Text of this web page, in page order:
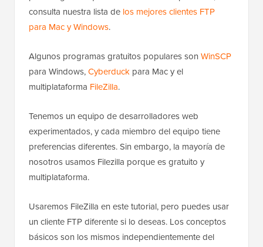
consulta nuestra lista de los mejores clientes FTP
para Mac y Windows.
Algunos programas gratuitos populares son WinSCP
para Windows,Cyberduck para Mac y el
multiplataforma FileZilla.
Tenemos un equipo de desarrolladores web
experimentados, y cada miembro del equipo tiene
preferencias diferentes. Sin embargo, la mayoría de
nosotros usamos Filezilla porque es gratuito y
multiplataforma.
Usaremos FileZilla en este tutorial, pero puedes usar
un cliente FTP diferente si lo deseas. Los conceptos
básicos son los mismos independientemente del